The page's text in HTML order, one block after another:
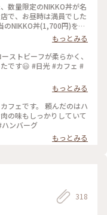
数量限定のNIKKO丼が名
で、お昼時は満員でした
NIKKO丼(1,700円)をい
と巻かれた日光湯葉が甘
だったのが少し残念です
って満足♪ ハンバーグ
も気になります🍴 #かま
ンチ#NIKKO丼#日光湯
もっとみる
ストビーフが柔らかく、
#カフェ #
もっとみる
フェです。 頼んだのはハ
の味もしっかりしていて
#日光 #ハンバーグ
もっとみる
318